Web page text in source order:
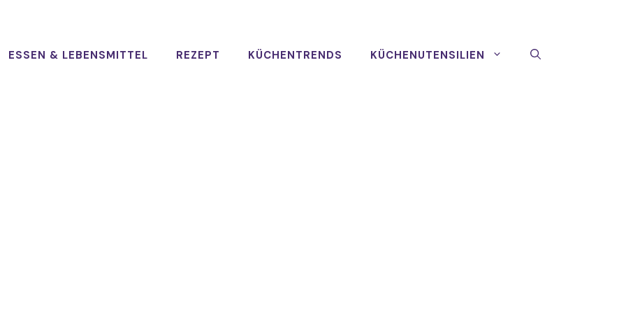
ESSEN & LEBENSMITTEL REZEPT KÜCHENTRENDS KÜCHENUTENSILIEN